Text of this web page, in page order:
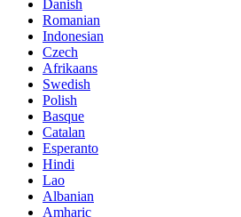
Danish
Romanian
Indonesian
Czech
Afrikaans
Swedish
Polish
Basque
Catalan
Esperanto
Hindi
Lao
Albanian
Amharic